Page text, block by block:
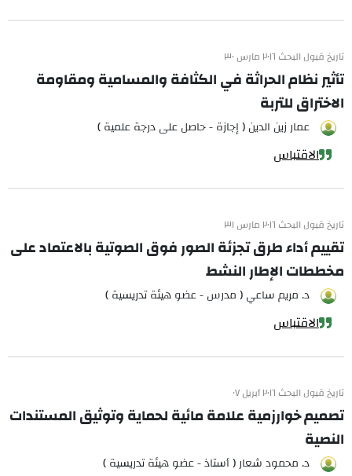
تاريخ قبول البحث ٢٠١٦ مارس ٣٠
تأثير نظام الحراثة في الكثافة والمسامية ومقاومة
الاختراق للتربة
عمار زين الدين ( إجازة - حاصل على درجة علمية )
الاقتباس
تاريخ قبول البحث ٢٠١٦ مارس ٣١
تقييم أداء طرق تجزئة الصور فوق الصوتية بالاعتماد على
مخططات الإطار النشط
د. مريم ساعي ( مدرس - عضو هيئة تدريسية )
الاقتباس
تاريخ قبول البحث ٢٠١٦ أبريل ٠٧
تصميم خوارزمية علامة مائية لحماية وتوثيق المستندات
النصية
د. محمود شعار ( أستاذ - عضو هيئة تدريسية )